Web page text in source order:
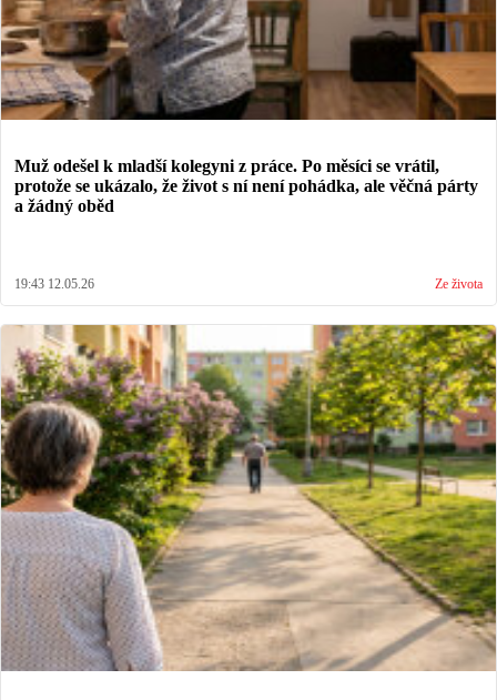
Muž odešel k mladší kolegyni z práce. Po měsíci se vrátil,
protože se ukázalo, že život s ní není pohádka, ale věčná párty
a žádný oběd
19:43 12.05.26 Ze života